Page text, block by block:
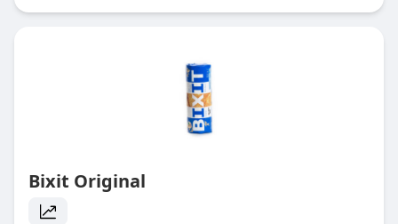
Bixit Original